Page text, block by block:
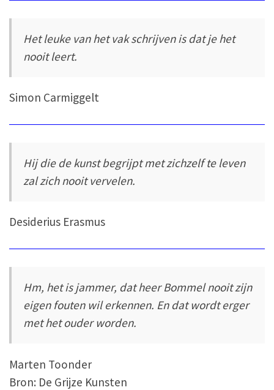
Het leuke van het vak schrijven is dat je het
nooit leert.
Simon Carmiggelt
Hij die de kunst begrijpt met zichzelf te leven
zal zich nooit vervelen.
Desiderius Erasmus
Hm, het is jammer, dat heer Bommel nooit zijn
eigen fouten wil erkennen. En dat wordt erger
met het ouder worden.
Marten Toonder
Bron: De Grijze Kunsten